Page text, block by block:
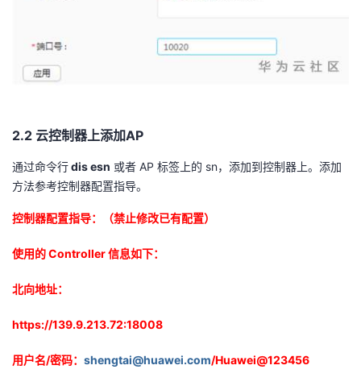
2.2 云控制器上添加AP
通过命令行dis esn 或者 AP 标签上的 sn，添加到控制器上。添加
方法参考控制器配置指导。
控制器配置指导：（禁止修改已有配置）
使用的Controller信息如下：
北向地址：
https://139.9.213.72:18008
用户名/密码： shengtai@huawei.com/Huawei@123456